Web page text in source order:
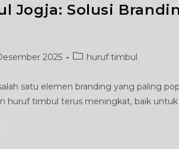
Jogja: Solusi
2025
Posthuruf timbul
satu elemen branding yang paling
huruf timbul terus meningkat, baik